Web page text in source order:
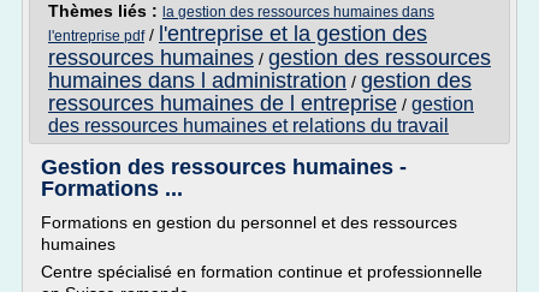
Thèmes liés : la gestion des ressources humaines dans
l'entreprise pdf/ l'entreprise et la gestion des
ressources humaines / gestion des ressources
humaines dans l administration / gestion des
ressources humaines de l entreprise / gestion
des ressources humaines et relations du travail
Gestion des ressources humaines -
Formations ...
Formations en gestion du personnel et des ressources
humaines
Centre spécialisé en formation continue et professionnelle